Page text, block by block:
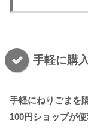
手軽に購
手軽にねりごまを
100円ショップが便